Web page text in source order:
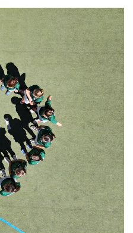
uns